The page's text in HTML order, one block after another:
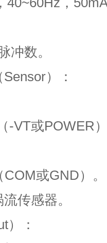
冲数。
）：
-VT或POWER
或GND）。
传感器。
）：